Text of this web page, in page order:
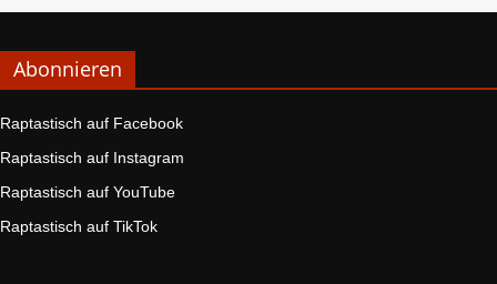
Abonnieren
Raptastisch auf Facebook
Raptastisch auf Instagram
Raptastisch auf YouTube
Raptastisch auf TikTok